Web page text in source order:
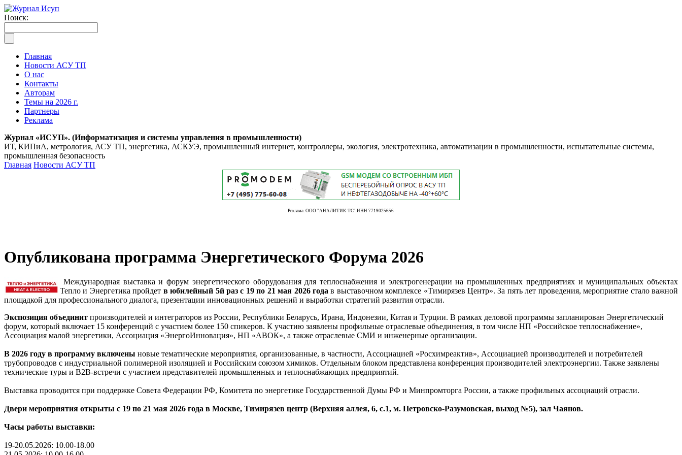
Поиск:
Главная
Новости АСУ ТП
О нас
Контакты
Авторам
Темы на 2026 г.
Партнеры
Реклама
Журнал «ИСУП». (Информатизация и системы управления в промышленности)
ИТ, КИПиА, метрология, АСУ ТП, энергетика, АСКУЭ, промышленный интернет, контроллеры, экология, электротехника, автоматизации в промышленности, испытательные системы,
промышленная безопасность
Главная Новости АСУ ТП
Реклама. ООО "АНАЛИТИК-ТС" ИНН 7719025656
Опубликована программа Энергетического Форума 2026
Международная выставка и форум энергетического оборудования для теплоснабжения и электрогенерации на промышленных предприятиях и муниципальных объектах
Тепло и Энергетика пройдет в юбилейный 5й раз с 19 по 21 мая 2026 года в выставочном комплексе «Тимирязев Центр». За пять лет проведения, мероприятие стало важной
площадкой для профессионального диалога, презентации инновационных решений и выработки стратегий развития отрасли.
Экспозиция объединит производителей и интеграторов из России, Республики Беларусь, Ирана, Индонезии, Китая и Турции. В рамках деловой программы запланирован Энергетический
форум, который включает 15 конференций с участием более 150 спикеров. К участию заявлены профильные отраслевые объединения, в том числе НП «Российское теплоснабжение»,
Ассоциация малой энергетики, Ассоциация «ЭнергоИнновация», НП «АВОК», а также отраслевые СМИ и инженерные организации.
В 2026 году в программу включены новые тематические мероприятия, организованные, в частности, Ассоциацией «Росхимреактив», Ассоциацией производителей и потребителей
трубопроводов с индустриальной полимерной изоляцией и Российским союзом химиков. Отдельным блоком представлена конференция производителей электроэнергии. Также заявлены
технические туры и B2B-встречи с участием представителей промышленных и теплоснабжающих предприятий.
Выставка проводится при поддержке Совета Федерации РФ, Комитета по энергетике Государственной Думы РФ и Минпромторга России, а также профильных ассоциаций отрасли.
Двери мероприятия открыты с 19 по 21 мая 2026 года в Москве, Тимирязев центр (Верхняя аллея, 6, с.1, м. Петровско-Разумовская, выход №5), зал Чаянов.
Часы работы выставки:
19-20.05.2026: 10.00-18.00